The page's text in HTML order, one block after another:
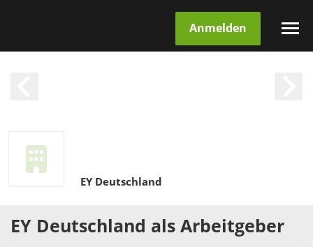
Anmelden
EY Deutschland
EY Deutschland als Arbeitgeber